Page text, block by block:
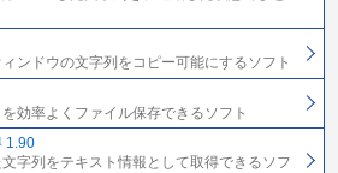
ンドウの文字列をコピー可能にするソフト
効率よくファイル保存できるソフト
1.90
字列をテキスト情報として取得できるソフ